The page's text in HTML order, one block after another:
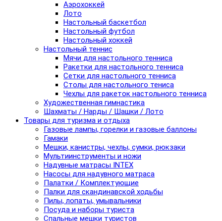
Аэрохоккей
Лото
Настольный баскетбол
Настольный футбол
Настольный хоккей
Настольный теннис
Мячи для настольного тенниса
Ракетки для настольного тенниса
Сетки для настольного тенниса
Столы для настольного тениса
Чехлы для ракеток настольного тенниса
Художественная гимнастика
Шахматы / Нарды / Шашки / Лото
Товары для туризма и отдыха
Газовые лампы, горелки и газовые баллоны
Гамаки
Мешки, канистры, чехлы, сумки, рюкзаки
Мультиинструменты и ножи
Надувные матрасы INTEX
Насосы для надувного матраса
Палатки / Комплектующие
Палки для скандинавской ходьбы
Пилы, лопаты, умывальники
Посуда и наборы туриста
Спальные мешки туристов